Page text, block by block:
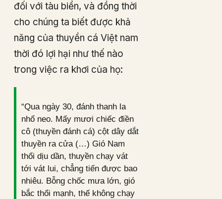
đối với tàu biển, và đồng thời
cho chúng ta biết được khả
năng của thuyền cá Việt nam
thời đó lợi hại như thế nào
trong việc ra khơi của họ:
“Qua ngày 30, đánh thanh la
nhổ neo. Mấy mươi chiếc điền
cô (thuyền đánh cá) cột dây dắt
thuyền ra cửa (…) Gió Nam
thổi dịu dần, thuyền chạy vát
tới vát lui, chẳng tiến được bao
nhiêu. Bỗng chốc mưa lớn, gió
bắc thổi mạnh, thế không chạy